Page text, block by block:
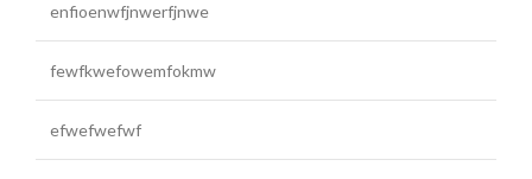
enfioenwfjnwerfjnwe
fewfkwefowemfokmw
efwefwefwf